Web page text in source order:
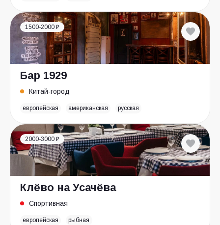
1500-2000 ₽
Бар 1929
Китай-город
европейская американская русская
2000-3000 ₽
Клёво на Усачёва
Спортивная
европейская рыбная